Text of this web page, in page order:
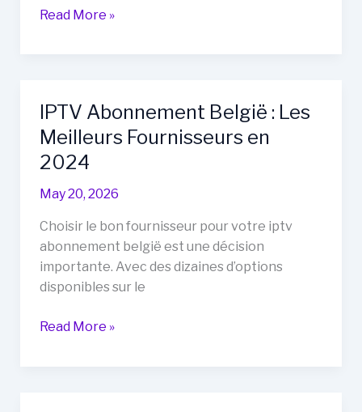
IPTV
Complet
pour
les
Read More »
IPTV Abonnement België : Les
Meilleurs Fournisseurs en
2024
May 20, 2026
Choisir le bon fournisseur pour votre iptv
abonnement belgië est une décision
importante. Avec des dizaines d’options
disponibles sur le
IPTV
Read More »